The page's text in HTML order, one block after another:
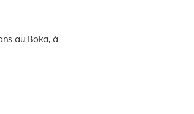
au Boka, à...